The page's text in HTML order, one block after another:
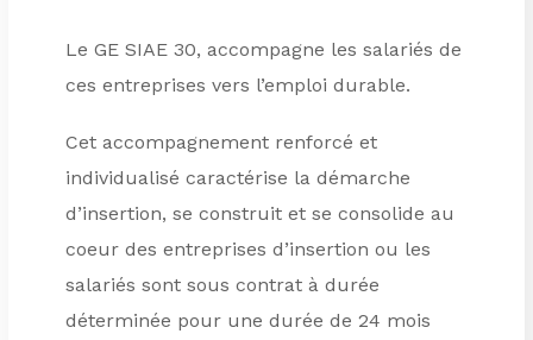
Le GE SIAE 30, accompagne les salariés de
ces entreprises vers l’emploi durable.
Cet accompagnement renforcé et
individualisé caractérise la démarche
d’insertion, se construit et se consolide au
coeur des entreprises d’insertion ou les
salariés sont sous contrat à durée
déterminée pour une durée de 24 mois